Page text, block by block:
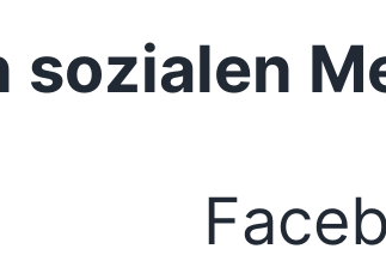
sozialen